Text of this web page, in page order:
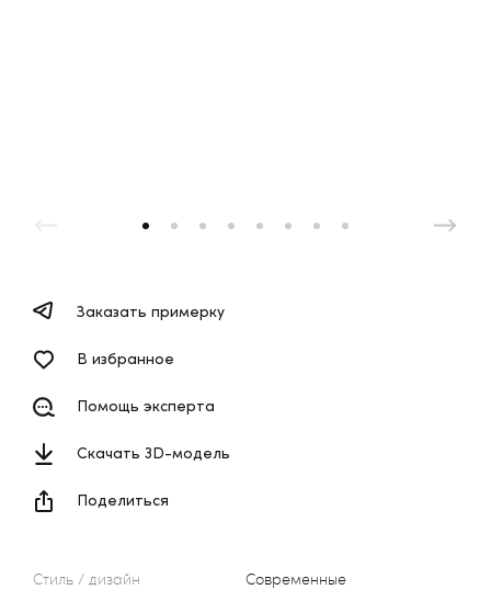
Стиль / дизайн
Современные
Заказать примерку
В избранное
Помощь эксперта
Скачать 3D-модель
Поделиться